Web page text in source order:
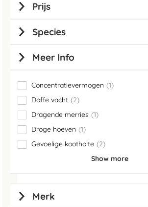
Prijs
Species
Meer Info
Concentratievermogen 1
item
Doffe vacht
2
items
Dragende merries
1
item
Droge hoeven
1
item
Gevoelige kootholte
2
items
Show more
Merk